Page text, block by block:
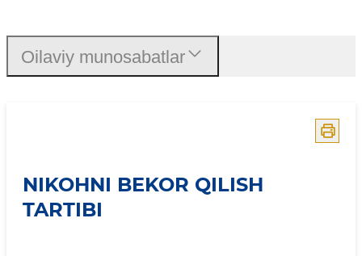
NIKOHNI BEKOR QILISH
TARTIBI
Oilaviy munosabatlar